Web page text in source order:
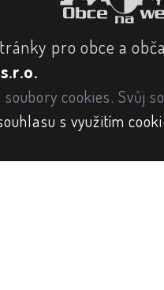
pro obce a
soubory cookies. Svůj
s využitím